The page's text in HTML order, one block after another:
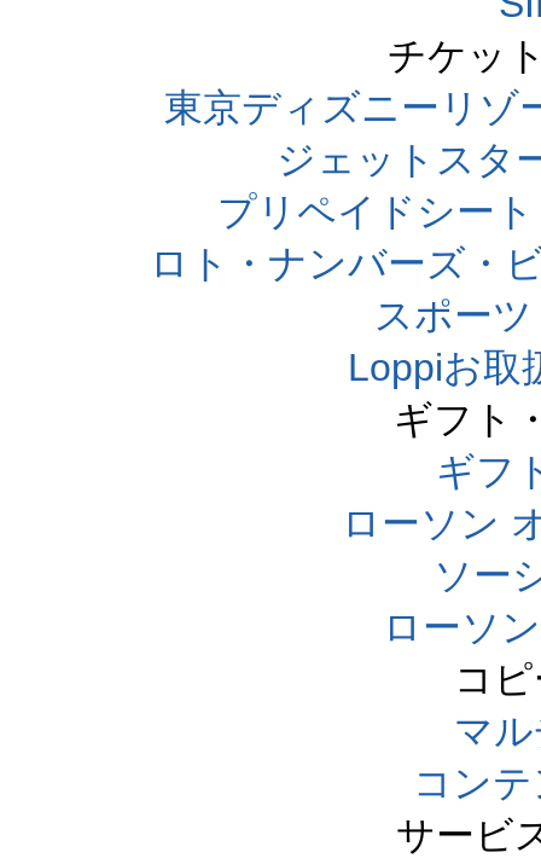
チケッ
東京ディズニーリゾ
ジェットスタ
プリペイドシー
ロト・ナンバーズ・
スポー
Loppiお取
ギフト
ギフ
ローソン
ソー
ローソ
コ
マ
コン
サービ